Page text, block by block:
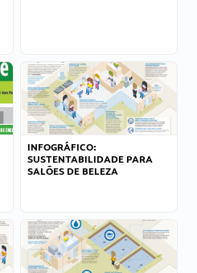
INFOGRÁFICO:
SUSTENTABILIDADE PARA
SALÕES DE BELEZA